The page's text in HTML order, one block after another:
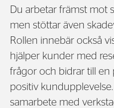
Du arbetar främst mot
men stöttar även
Rollen innebär också
hjälper kunder med
frågor och bidrar till en
positiv
samarbete med